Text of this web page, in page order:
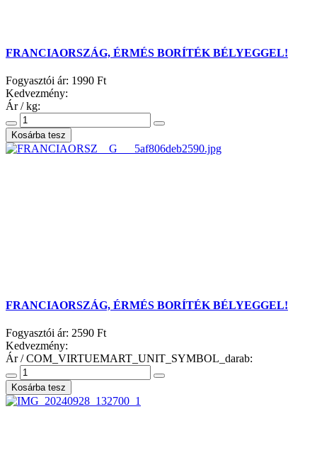
FRANCIAORSZÁG, ÉRMÉS BORÍTÉK BÉLYEGGEL!
Fogyasztói ár: 1990 Ft
Kedvezmény:
Ár / kg:
FRANCIAORSZÁG, ÉRMÉS BORÍTÉK BÉLYEGGEL!
Fogyasztói ár: 2590 Ft
Kedvezmény:
Ár / COM_VIRTUEMART_UNIT_SYMBOL_darab: